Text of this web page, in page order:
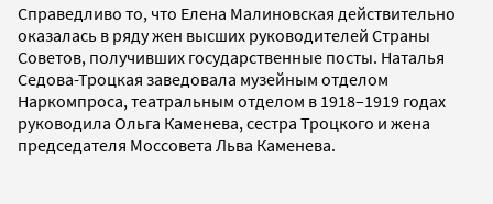
Справедливо то, что Елена Малиновская действительно
оказалась в ряду жен высших руководителей Страны
Советов, получивших государственные посты. Наталья
Седова-Троцкая заведовала музейным отделом
Наркомпроса, театральным отделом в 1918–1919 годах
руководила Ольга Каменева, сестра Троцкого и жена
председателя Моссовета Льва Каменева.